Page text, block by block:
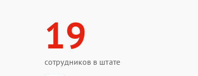
19
сотрудников в штате